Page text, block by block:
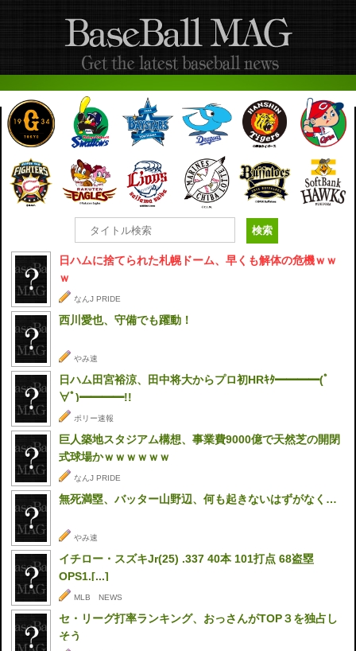
日ハムに捨てられた札幌ドーム、早くも解体の危機ｗｗ
ｗ
なんJ PRIDE
西川愛也、守備でも躍動！
やみ速
日ハム田宮裕涼、田中将大からプロ初HRｷﾀ━━━━(ﾟ
∀ﾟ)━━━━!!
ポリー速報
巨人築地スタジアム構想、事業費9000億で天然芝の開閉
式球場かｗｗｗｗｗｗ
なんJ PRIDE
無死満塁、バッター山野辺、何も起きないはずがなく…
やみ速
イチロー・スズキJr(25) .337 40本 101打点 68盗塁
OPS1.[...]
MLB NEWS
セ・リーグ打率ランキング、おっさんがTOP３を独占し
そう